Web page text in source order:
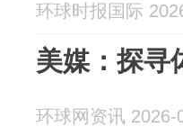
环球时报国际
美媒：探寻
环球网资讯 2026-